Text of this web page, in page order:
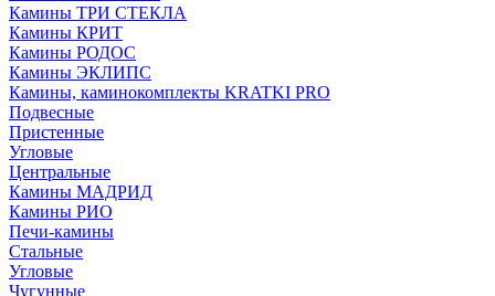
Камины ТРИ СТЕКЛА
Камины КРИТ
Камины РОДОС
Камины ЭКЛИПС
Камины, каминокомплекты KRATKI PRO
Подвесные
Пристенные
Угловые
Центральные
Камины МАДРИД
Камины РИО
Печи-камины
Стальные
Угловые
Чугунные